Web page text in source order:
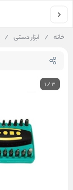
خانه / ابزار دستی /
1/3